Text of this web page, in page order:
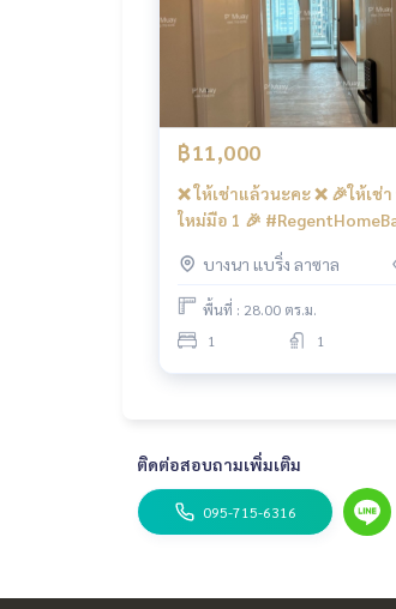
– สระว่ายน้ำระบบเกลือ ฟิตเน
- กล้องวงจรปิด CCTV, เข้า - อ
- เจ้าหน้าที่รักษาความปลอดภัย
การเดินทางสะดวก
รถเมล์ : สาย
รถไฟฟ้า
ท่าน้ำสรรพาวุธ
ติดรถไฟฟ้า #คอนโดใกล้รถไฟฟ้า
น #ทางพิเศษเฉลิมมหานคร #ใกล้
mall #truedigitalpark #ถนนสร
โฮมบางนา #คอนโดบางนาให้เช่
฿11,000
❌ ให้เช่าแล้วนะคะ ❌ 🎉ให้เช่า ห้อง
ใหม่มือ 1 🎉 #RegentHomeBangna
เทา 📍 มี เครื่องซักผ้าฝาหน้า
เช่า 11,000 บาท
บางนา แบริ่ง ลาซาล
พื้นที่ : 28.00 ตร.ม.
1
1
ติดต่อสอบถามเพิ่มเติม
095-715-6316